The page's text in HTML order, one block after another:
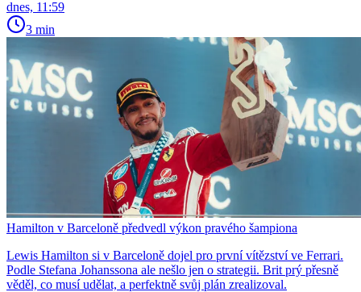
dnes, 11:59
3 min
Hamilton v Barceloně předvedl výkon pravého šampiona
Lewis Hamilton si v Barceloně dojel pro první vítězství ve Ferrari.
Podle Stefana Johanssona ale nešlo jen o strategii. Brit prý přesně
věděl, co musí udělat, a perfektně svůj plán zrealizoval.